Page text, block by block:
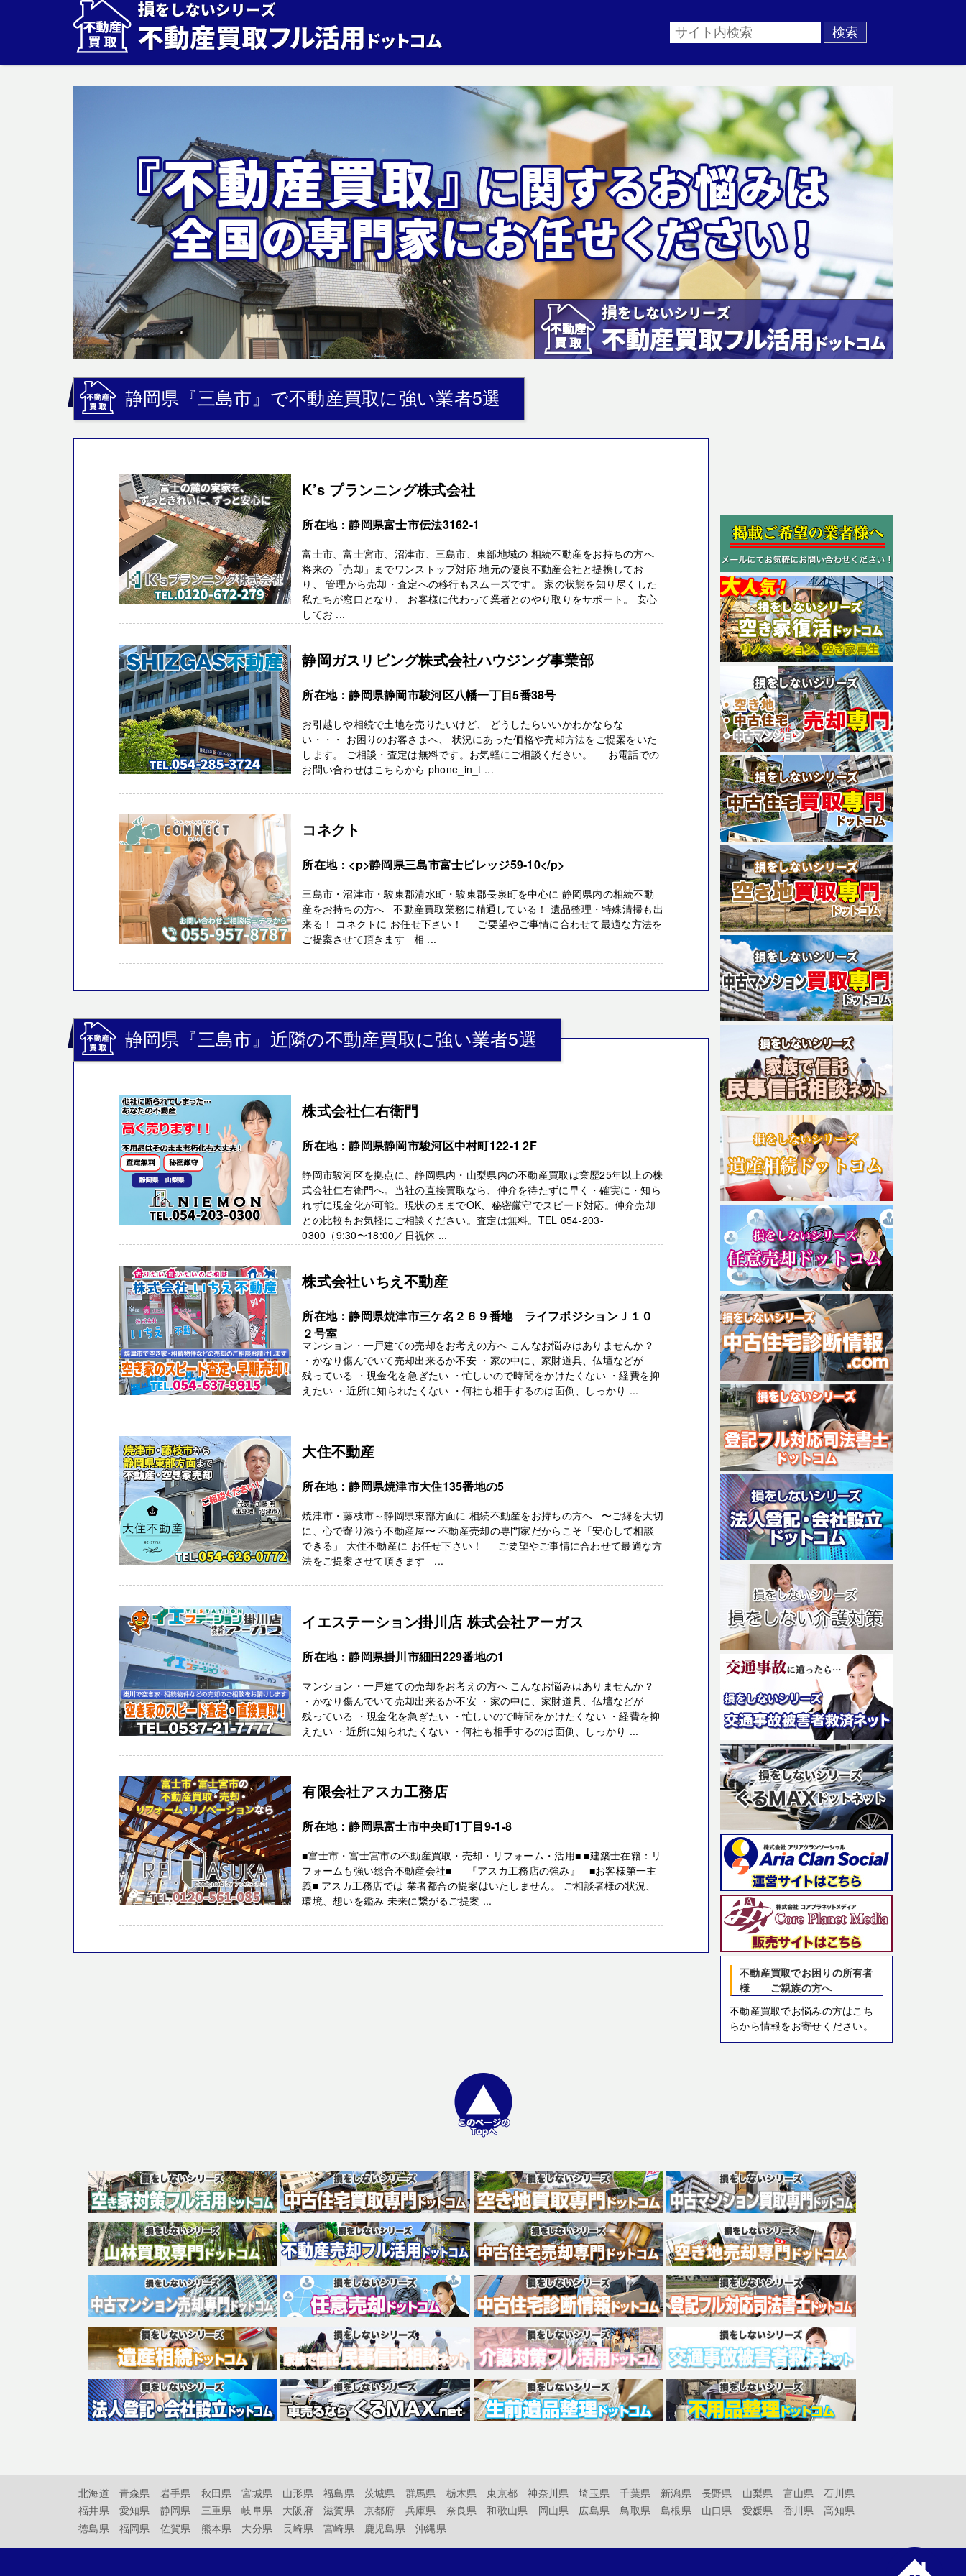
静岡県『三島市』で不動産買取に強い業者5選
K’s プランニング株式会社
所在地：静岡県富士市伝法3162-1
富士市、富士宮市、沼津市、三島市、東部地域の 相続不動産をお持ちの方へ
将来の「売却」までワンストップ対応 地元の優良不動産会社と提携してお
り、 管理から売却・査定への移行もスムーズです。 家の状態を知り尽くした
私たちが窓口となり、 お客様に代わって業者とのやり取りをサポート。 安心
してお ...
静岡ガスリビング株式会社ハウジング事業部
所在地：静岡県静岡市駿河区八幡一丁目5番38号
お引越しや相続で土地を売りたいけど、 どうしたらいいかわかならな
い・・・ お困りのお客さまへ、 状況にあった価格や売却方法をご提案をいた
します。 ご相談・査定は無料です。お気軽にご相談ください。 お電話での
お問い合わせはこちらから phone_in_t ...
コネクト
所在地：<p>静岡県三島市富士ビレッジ59-10</p>
三島市・沼津市・駿東郡清水町・駿東郡長泉町を中心に 静岡県内の相続不動
産をお持ちの方へ 不動産買取業務に精通している！ 遺品整理・特殊清掃も出
来る！ コネクトに お任せ下さい！ ご要望やご事情に合わせて最適な方法を
ご提案させて頂きます 相 ...
静岡県『三島市』近隣の不動産買取に強い業者5選
株式会社仁右衛門
所在地：静岡県静岡市駿河区中村町122-1 2F
静岡市駿河区を拠点に、静岡県内・山梨県内の不動産買取は業歴25年以上の株
式会社仁右衛門へ。当社の直接買取なら、仲介を待たずに早く・確実に・知ら
れずに現金化が可能。現状のままでOK、秘密厳守でスピード対応。仲介売却
との比較もお気軽にご相談ください。査定は無料。TEL 054-203-
0300（9:30〜18:00／日祝休 ...
株式会社いちえ不動産
所在地：静岡県焼津市三ケ名２６９番地 ライフポジションＪ１０
２号室
マンション・一戸建ての売却をお考えの方へ こんなお悩みはありませんか？
・かなり傷んでいて売却出来るか不安 ・家の中に、家財道具、仏壇などが
残っている ・現金化を急ぎたい ・忙しいので時間をかけたくない ・経費を抑
えたい ・近所に知られたくない ・何社も相手するのは面倒、しっかり ...
大住不動産
所在地：静岡県焼津市大住135番地の5
焼津市・藤枝市～静岡県東部方面に 相続不動産をお持ちの方へ 〜ご縁を大切
に、心で寄り添う不動産屋〜 不動産売却の専門家だからこそ「安心して相談
できる」 大住不動産に お任せ下さい！ ご要望やご事情に合わせて最適な方
法をご提案させて頂きます ...
イエステーション掛川店 株式会社アーガス
所在地：静岡県掛川市細田229番地の1
マンション・一戸建ての売却をお考えの方へ こんなお悩みはありませんか？
・かなり傷んでいて売却出来るか不安 ・家の中に、家財道具、仏壇などが
残っている ・現金化を急ぎたい ・忙しいので時間をかけたくない ・経費を抑
えたい ・近所に知られたくない ・何社も相手するのは面倒、しっかり ...
有限会社アスカ工務店
所在地：静岡県富士市中央町1丁目9-1-8
■富士市・富士宮市の不動産買取・売却・リフォーム・活用■ ■建築士在籍：リ
フォームも強い総合不動産会社■ 『アスカ工務店の強み』 ■お客様第一主
義■ アスカ工務店では 業者都合の提案はいたしません。 ご相談者様の状況、
環境、想いを鑑み 未来に繋がるご提案 ...
不動産買取でお困りの所有者
様 ご親族の方へ
不動産買取でお悩みの方はこち
らから情報をお寄せください。
北海道 青森県 岩手県 秋田県 宮城県 山形県 福島県 茨城県 群馬県 栃木県 東京都 神奈川県 埼玉県 千葉県 新潟県 長野県 山梨県 富山県
石川県
福井県
愛知県 静岡県 三重県 岐阜県 大阪府 滋賀県 京都府 兵庫県 奈良県 和歌山県 岡山県 広島県 鳥取県 島根県 山口県 愛媛県 香川県
高知県
徳島県
福岡県 佐賀県 熊本県 大分県 長崎県 宮崎県 鹿児島県 沖縄県